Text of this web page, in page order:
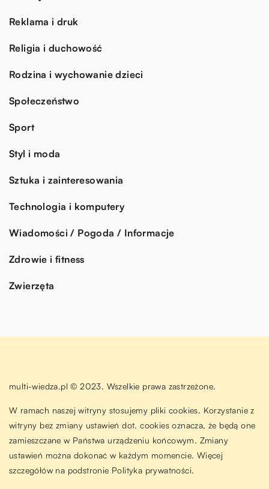
Reklama i druk
Religia i duchowość
Rodzina i wychowanie dzieci
Społeczeństwo
Sport
Styl i moda
Sztuka i zainteresowania
Technologia i komputery
Wiadomości / Pogoda / Informacje
Zdrowie i fitness
Zwierzęta
multi-wiedza.pl © 2023. Wszelkie prawa zastrzeżone.
W ramach naszej witryny stosujemy pliki cookies. Korzystanie z
witryny bez zmiany ustawień dot. cookies oznacza, że będą one
zamieszczane w Państwa urządzeniu końcowym. Zmiany
ustawień można dokonać w każdym momencie. Więcej
szczegółów na podstronie Polityka prywatności.